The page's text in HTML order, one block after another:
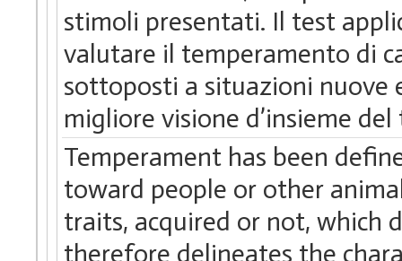
stimoli presentati. Il test
valutare il temperamento di
sottoposti a situazioni nuove
migliore visione d’insieme
Temperament has been
toward people or other
traits, acquired or not, which
therefore delineates the